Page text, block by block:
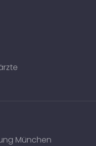
München